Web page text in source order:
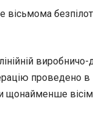
вісьмома
щонайменше